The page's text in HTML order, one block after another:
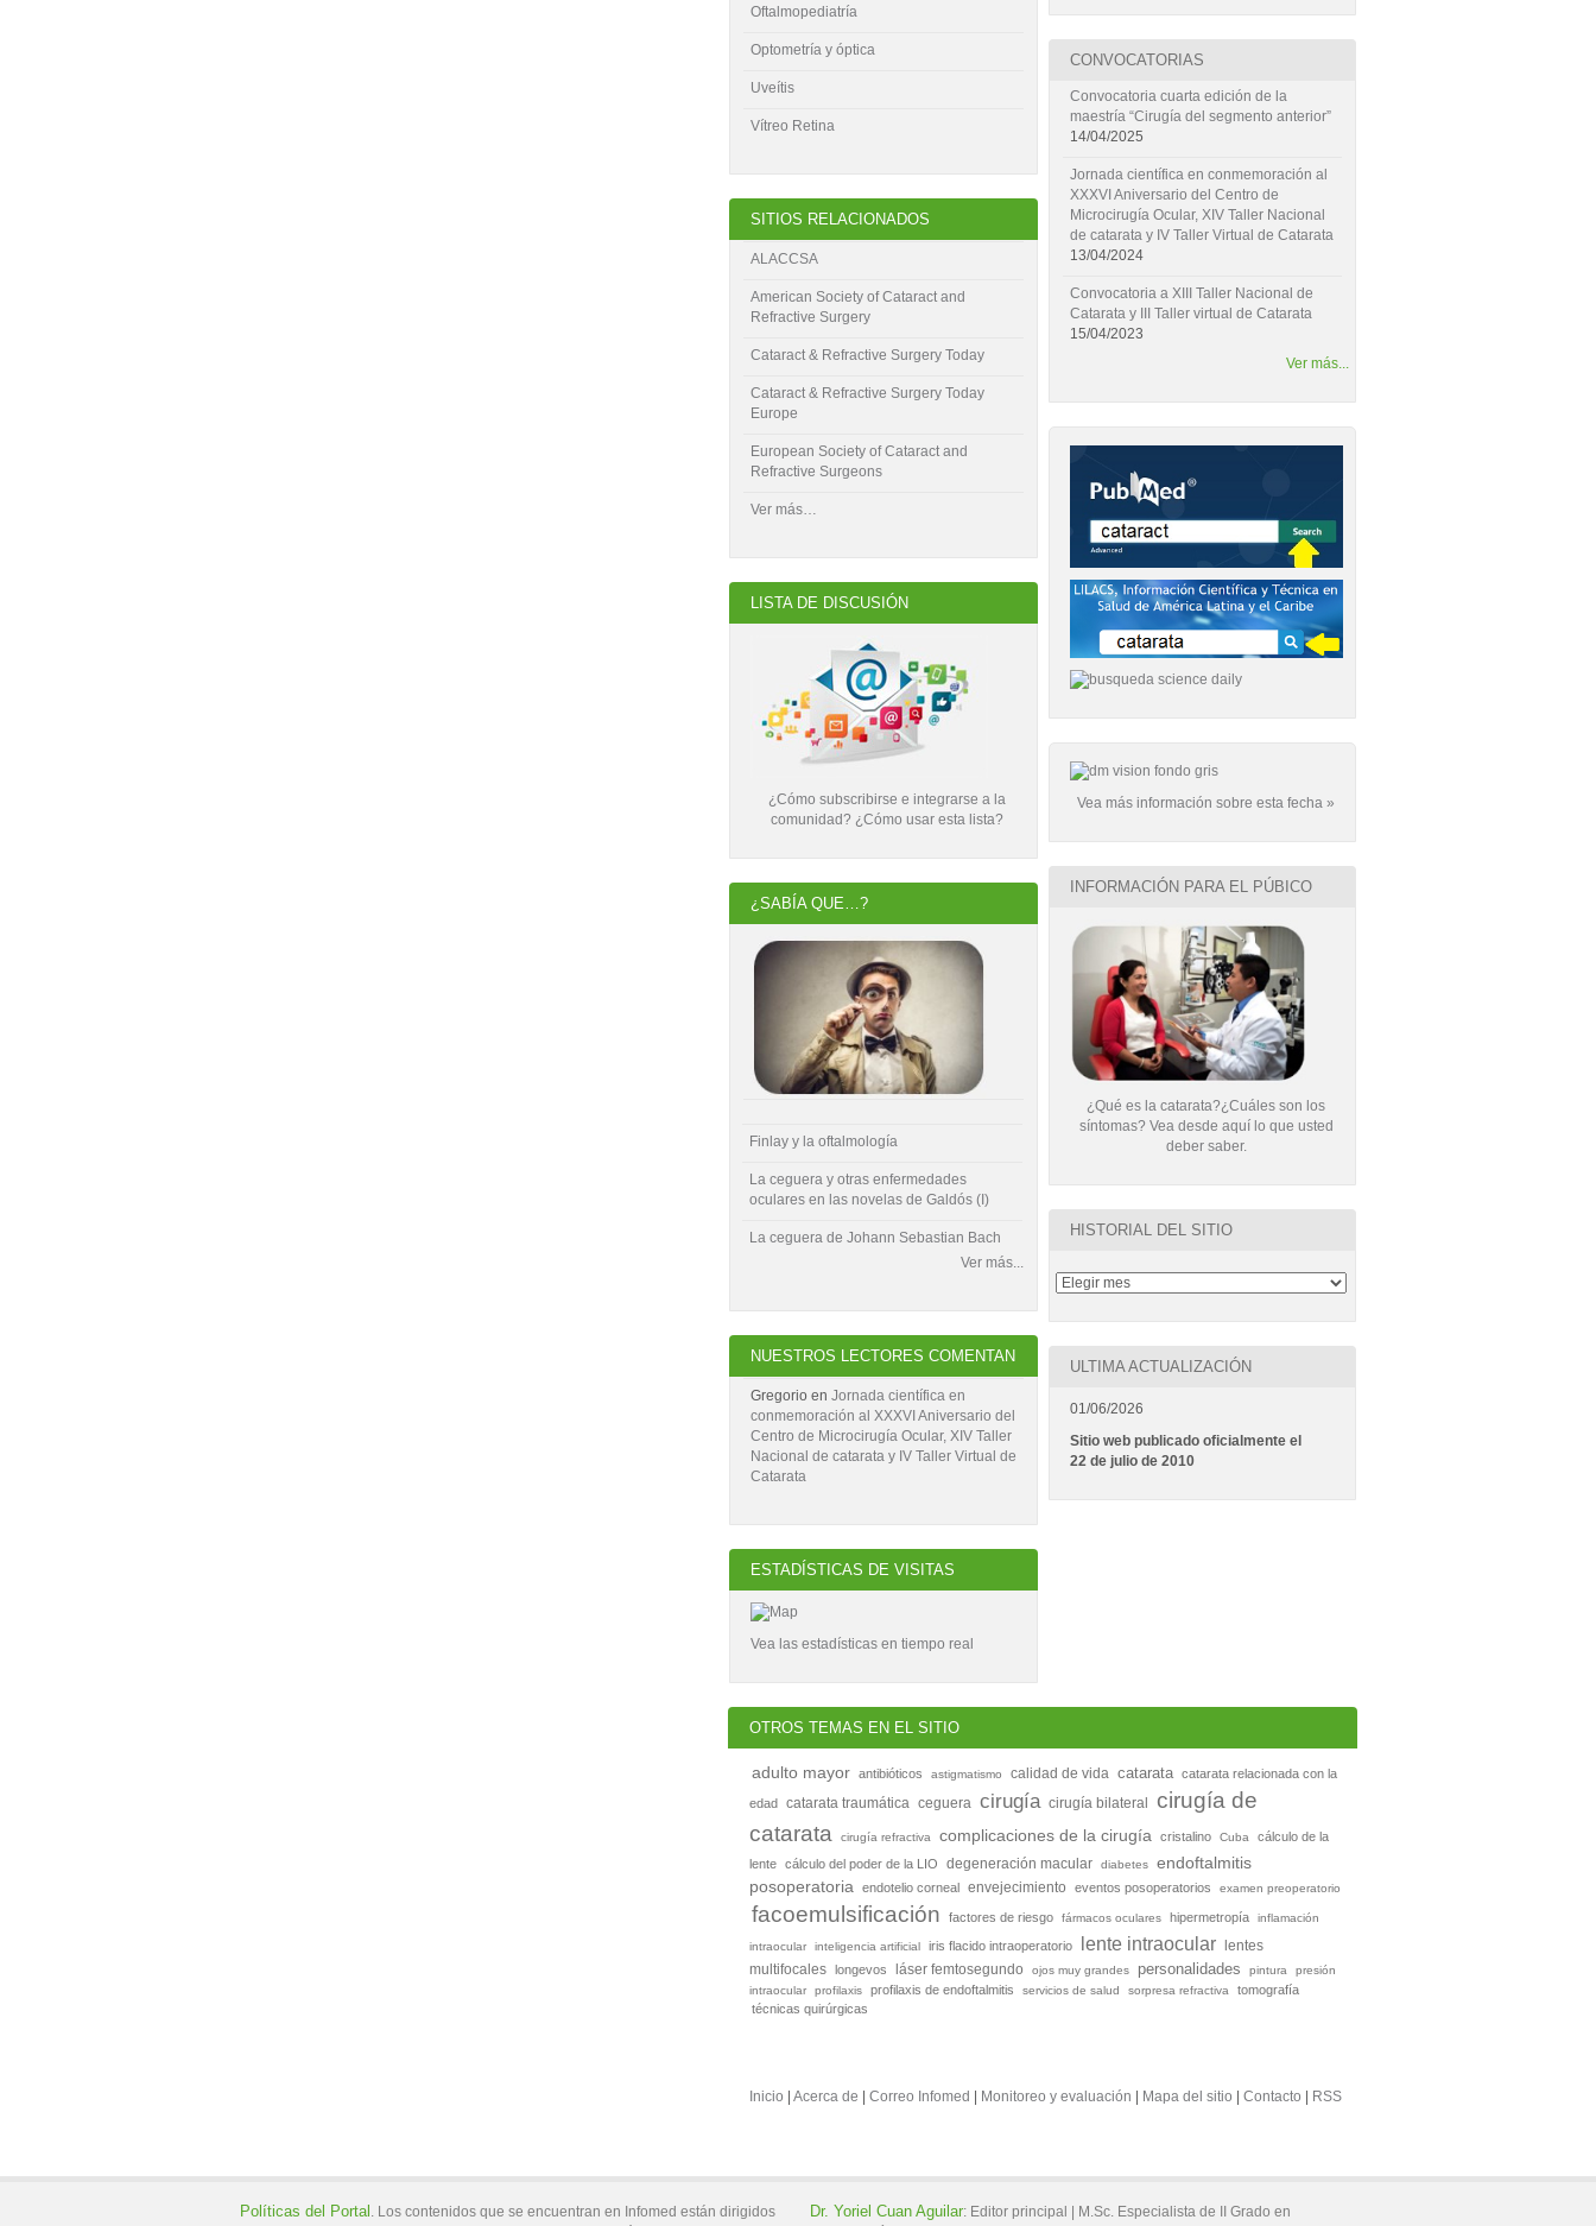
Oftalmopediatría
Optometría y óptica
Uveítis
Vítreo Retina
SITIOS RELACIONADOS
ALACCSA
American Society of Cataract and
Refractive Surgery
Cataract & Refractive Surgery Today
Cataract & Refractive Surgery Today
Europe
European Society of Cataract and
Refractive Surgeons
Ver más…
LISTA DE DISCUSIÓN
¿Cómo subscribirse e integrarse a la
comunidad? ¿Cómo usar esta lista?
¿SABÍA QUE…?
Finlay y la oftalmología
La ceguera y otras enfermedades
oculares en las novelas de Galdós (I)
La ceguera de Johann Sebastian Bach
Ver más...
NUESTROS LECTORES COMENTAN
Gregorio enJornada científica en
conmemoración al XXXVI Aniversario del
Centro de Microcirugía Ocular, XIV Taller
Nacional de catarata y IV Taller Virtual de
Catarata
ESTADÍSTICAS DE VISITAS
Vea las estadísticas en tiempo real
CONVOCATORIAS
Convocatoria cuarta edición de la
maestría “Cirugía del segmento anterior”
14/04/2025
Jornada científica en conmemoración al
XXXVI Aniversario del Centro de
Microcirugía Ocular, XIV Taller Nacional
de catarata y IV Taller Virtual de Catarata
13/04/2024
Convocatoria a XIII Taller Nacional de
Catarata y III Taller virtual de Catarata
15/04/2023
Ver más...
Vea más información sobre esta fecha »
INFORMACIÓN PARA EL PÚBICO
¿Qué es la catarata?¿Cuáles son los
síntomas? Vea desde aquí lo que usted
deber saber.
HISTORIAL DEL SITIO
ULTIMA ACTUALIZACIÓN
01/06/2026
Sitio web publicado oficialmente el
22 de julio de 2010
OTROS TEMAS EN EL SITIO
adulto mayor antibióticos astigmatismo calidad de vida catarata catarata relacionada con la
edad catarata traumática ceguera cirugía cirugía bilateral
cirugía de
catarata
cirugía refractiva complicaciones de la cirugía cristalino Cuba
cálculo de la
lente
cálculo del poder de la LIO degeneración macular diabetes
endoftalmitis
posoperatoria
endotelio corneal envejecimiento eventos posoperatorios examen preoperatorio
facoemulsificación factores de riesgo fármacos oculares hipermetropía inflamación
intraocular inteligencia artificial iris flacido intraoperatorio lente intraocular
lentes
multifocales
longevos láser femtosegundo ojos muy grandes personalidades pintura
presión
intraocular
profilaxis profilaxis de endoftalmitis servicios de salud sorpresa refractiva
tomografía
técnicas quirúrgicas
Inicio |Acerca de |Correo Infomed | Monitoreo y evaluación | Mapa del sitio |Contacto | RSS
Dr. Yoriel Cuan Aguilar: Editor principal | M.Sc. Especialista de II Grado en
Políticas del Portal . Los contenidos que se encuentran en Infomed están dirigidos